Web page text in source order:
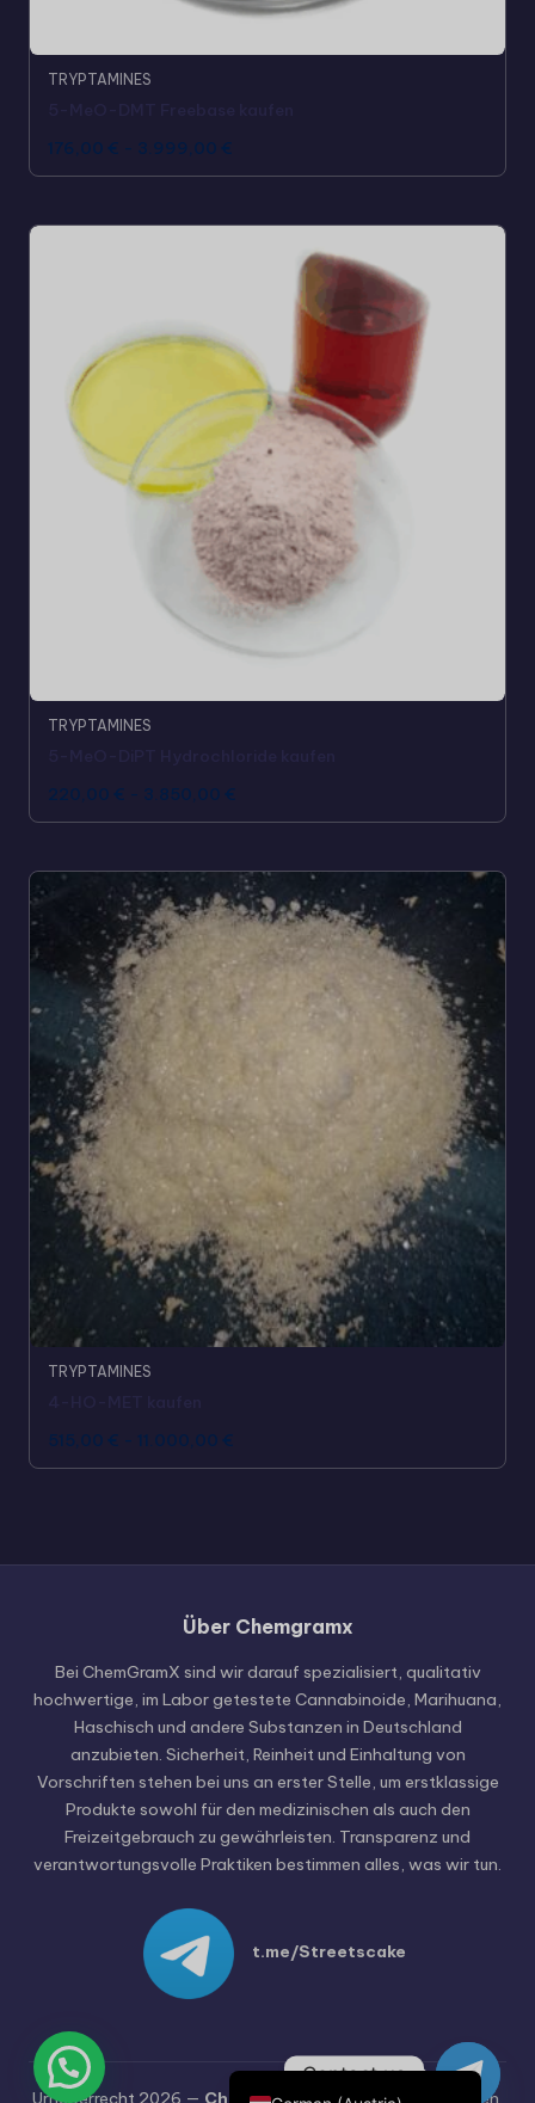
TRYPTAMINES
176,00 € - 3.999,00 €
TRYPTAMINES
220,00 € - 3.850,00 €
TRYPTAMINES
515,00 € - 11.000,00 €
Über Chemgramx
Bei ChemGramX sind wir darauf spezialisiert, qualitativ
hochwertige, im Labor getestete Cannabinoide, Marihuana,
Haschisch und andere Substanzen in Deutschland
anzubieten. Sicherheit, Reinheit und Einhaltung von
Vorschriften stehen bei uns an erster Stelle, um erstklassige
Produkte sowohl für den medizinischen als auch den
Freizeitgebrauch zu gewährleisten. Transparenz und
verantwortungsvolle Praktiken bestimmen alles, was wir tun.
t.me/Streetscake
Urheberrecht 2026 — Chemgramx. Alle Rechte vorbehalten.
German
Spanish
German (Switzerland)
English (Canada)
English (United States)
Czech
Polish
Hungarian
Russian
Contact us